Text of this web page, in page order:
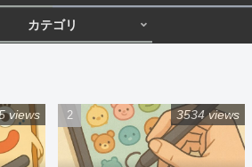
カテゴリ
views 3534 views